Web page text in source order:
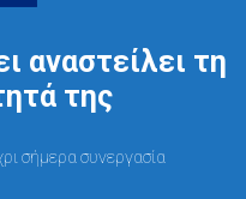
αναστείλει τη
της
σήμερα συνεργασία